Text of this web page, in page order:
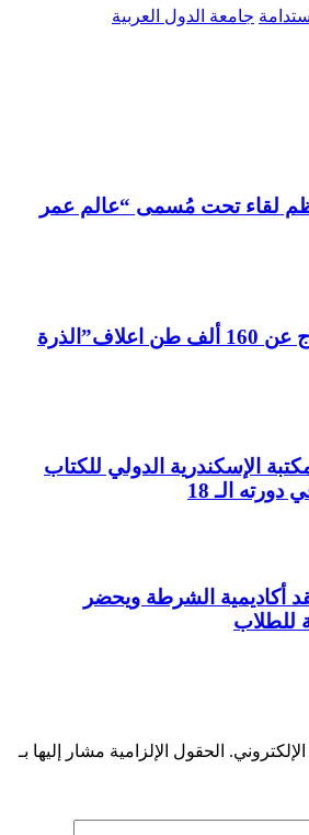
جامعة الدول العربية
لقاء تحت مُسمى “عالم عمر
“القصير” يعلن الإفراج عن 160 ألف طن اعلاف”الذرة
الإسكندرية الدولي للكتاب
الـ 18
أكاديمية الشرطة ويحضر
للطلاب
الحقول الإلزامية مشار إليها بـ